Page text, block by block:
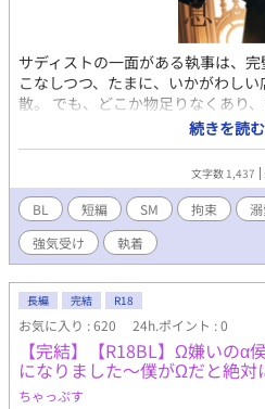
サディストの一面がある執事は、
こなしつつ、たまに、いかがわし
散。 でも、どこか物足りなくあり
主人さまの姪を強引に口説こうと
に惹かれてしまい・・・。 異世界
っぽいけど、痛い描写なし、受け
ィスト執事×反抗的悪役令息。執
販売中。 「鬼畜執事×侯爵令息」2
作、合計4作を収録したBL短編集も
のリンクは↓にあります。
続きを読む
文字数 1,437
BL 短編 SM 拘束
強気受け
執着
長編 完結 R18
お気に入り : 620 24h.ポイント : 0
【完結】【R18BL】Ω嫌いのα
になりました～僕がΩだと絶
ちゃっぷす